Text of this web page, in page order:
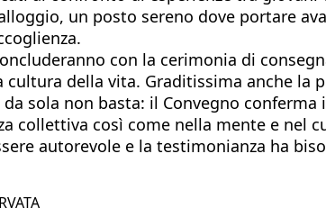
un posto sereno dove portare
con la cerimonia di
della vita. Graditissima anche la
sola non basta: il Convegno
collettiva così come nella mente e nel
autorevole e la testimonianza ha